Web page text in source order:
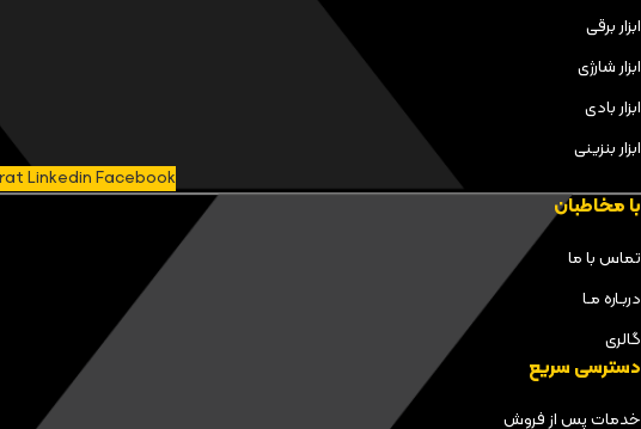
ابزار برقی
ابزار شارژی
ابزار بادی
ابزار بنزینی
LinkedinFacebook
با مخاطبان
تماس با ما
دربـاره مـا
گالری
دسترسی سریع
خدمات پس از فروش